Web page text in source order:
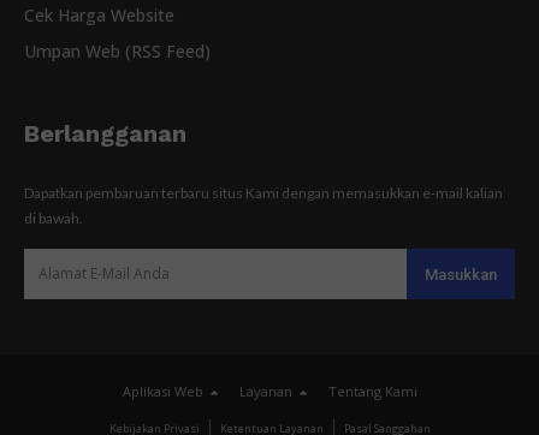
Cek Harga Website
Umpan Web (RSS Feed)
Berlangganan
Dapatkan pembaruan terbaru situs Kami dengan memasukkan e-mail kalian
di bawah.
Aplikasi Web Layanan Tentang Kami
Kebijakan Privasi Ketentuan Layanan Pasal Sanggahan